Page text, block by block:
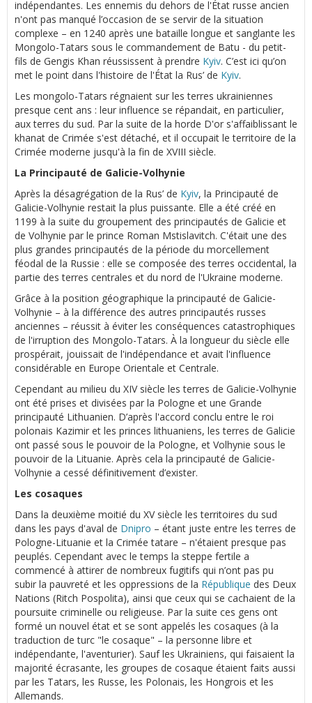
indépendantes. Les ennemis du dehors de l'État russe ancien
n'ont pas manqué l’occasion de se servir de la situation
complexe – en 1240 après une bataille longue et sanglante les
Mongolo-Tatars sous le commandement de Batu - du petit-
fils de Gengis Khan réussissent à prendre Kyiv. C’est ici qu’on
met le point dans l'histoire de l'État la Rus’ de Kyiv.
Les mongolo-Tatars régnaient sur les terres ukrainiennes
presque cent ans : leur influence se répandait, en particulier,
aux terres du sud. Par la suite de la horde D'or s'affaiblissant le
khanat de Crimée s'est détaché, et il occupait le territoire de la
Crimée moderne jusqu'à la fin de XVIII siècle.
La Principauté de Galicie-Volhynie
Après la désagrégation de la Rus’ de Kyiv, la Principauté de
Galicie-Volhynie restait la plus puissante. Elle a été créé en
1199 à la suite du groupement des principautés de Galicie et
de Volhynie par le prince Roman Mstislavitch. C'était une des
plus grandes principautés de la période du morcellement
féodal de la Russie : elle se composée des terres occidental, la
partie des terres centrales et du nord de l'Ukraine moderne.
Grâce à la position géographique la principauté de Galicie-
Volhynie – à la différence des autres principautés russes
anciennes – réussit à éviter les conséquences catastrophiques
de l'irruption des Mongolo-Tatars. À la longueur du siècle elle
prospérait, jouissait de l'indépendance et avait l'influence
considérable en Europe Orientale et Centrale.
Cependant au milieu du XIV siècle les terres de Galicie-Volhynie
ont été prises et divisées par la Pologne et une Grande
principauté Lithuanien. D’après l'accord conclu entre le roi
polonais Kazimir et les princes lithuaniens, les terres de Galicie
ont passé sous le pouvoir de la Pologne, et Volhynie sous le
pouvoir de la Lituanie. Après cela la principauté de Galicie-
Volhynie a cessé définitivement d’exister.
Les cosaques
Dans la deuxième moitié du XV siècle les territoires du sud
dans les pays d'aval de Dnipro – étant juste entre les terres de
Pologne-Lituanie et la Crimée tatare – n'étaient presque pas
peuplés. Cependant avec le temps la steppe fertile a
commencé à attirer de nombreux fugitifs qui n’ont pas pu
subir la pauvreté et les oppressions de la République des Deux
Nations (Ritch Pospolita), ainsi que ceux qui se cachaient de la
poursuite criminelle ou religieuse. Par la suite ces gens ont
formé un nouvel état et se sont appelés les cosaques (à la
traduction de turc "le cosaque" – la personne libre et
indépendante, l'aventurier). Sauf les Ukrainiens, qui faisaient la
majorité écrasante, les groupes de cosaque étaient faits aussi
par les Tatars, les Russe, les Polonais, les Hongrois et les
Allemands.